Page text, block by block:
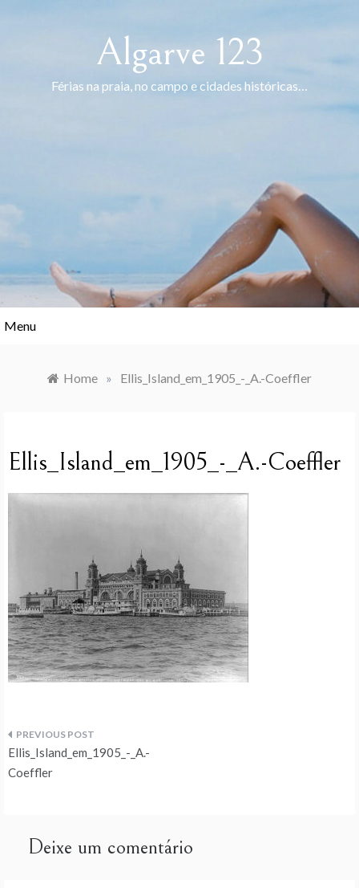
Algarve 123
Férias na praia, no campo e cidades históricas…
Menu
Home » Ellis_Island_em_1905_-_A.-Coeffler
Ellis_Island_em_1905_-_A.-Coeffler
Navegação
de
Ellis_Island_em_1905_-_A.-
Coeffler
Deixe um comentário